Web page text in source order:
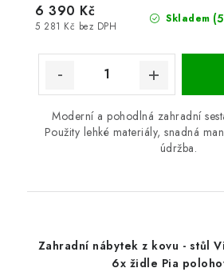
Skladem
5 281 Kč bez DPH
6 390 Kč
Moderní a pohodlná zahradní
Použity lehké materiály, snadná
údržba.
Zahradní nábytek z kovu - stůl
6x židle Pia